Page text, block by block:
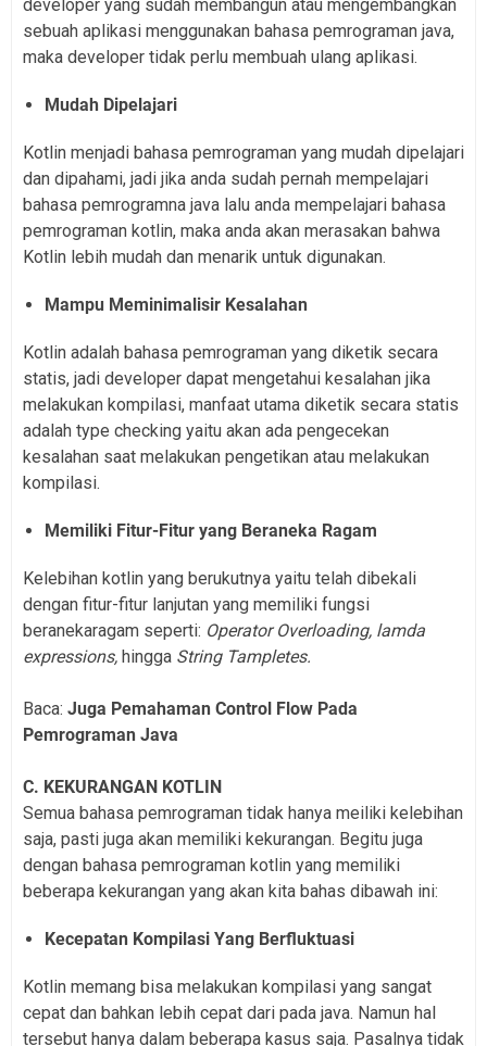
developer yang sudah membangun atau mengembangkan
sebuah aplikasi menggunakan bahasa pemrograman java,
maka developer tidak perlu membuah ulang aplikasi.
Mudah Dipelajari
Kotlin menjadi bahasa pemrograman yang mudah dipelajari
dan dipahami, jadi jika anda sudah pernah mempelajari
bahasa pemrogramna java lalu anda mempelajari bahasa
pemrograman kotlin, maka anda akan merasakan bahwa
Kotlin lebih mudah dan menarik untuk digunakan.
Mampu Meminimalisir Kesalahan
Kotlin adalah bahasa pemrograman yang diketik secara
statis, jadi developer dapat mengetahui kesalahan jika
melakukan kompilasi, manfaat utama diketik secara statis
adalah type checking yaitu akan ada pengecekan
kesalahan saat melakukan pengetikan atau melakukan
kompilasi.
Memiliki Fitur-Fitur yang Beraneka Ragam
Kelebihan kotlin yang berukutnya yaitu telah dibekali
dengan fitur-fitur lanjutan yang memiliki fungsi
beranekaragam seperti: Operator Overloading, lamda
expressions, hingga String Tampletes.
Baca: Juga Pemahaman Control Flow Pada
Pemrograman Java
C. KEKURANGAN KOTLIN
Semua bahasa pemrograman tidak hanya meiliki kelebihan
saja, pasti juga akan memiliki kekurangan. Begitu juga
dengan bahasa pemrograman kotlin yang memiliki
beberapa kekurangan yang akan kita bahas dibawah ini:
Kecepatan Kompilasi Yang Berfluktuasi
Kotlin memang bisa melakukan kompilasi yang sangat
cepat dan bahkan lebih cepat dari pada java. Namun hal
tersebut hanya dalam beberapa kasus saja. Pasalnya tidak